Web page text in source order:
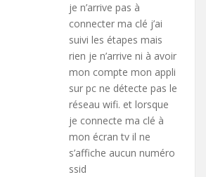
je n’arrive pas à
connecter ma clé j’ai
suivi les étapes mais
rien je n’arrive ni à avoir
mon compte mon appli
sur pc ne détecte pas le
réseau wifi. et lorsque
je connecte ma clé à
mon écran tv il ne
s’affiche aucun numéro
ssid